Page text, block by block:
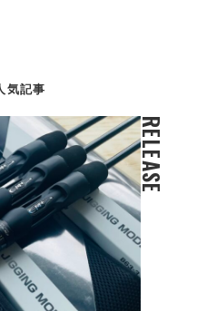
気記事
RELEASE